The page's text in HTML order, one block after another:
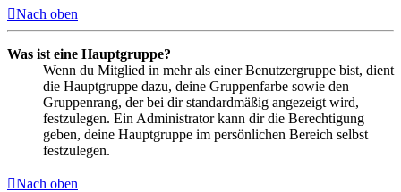
Nach oben
Was ist eine Hauptgruppe?
Wenn du Mitglied in mehr als einer Benutzergruppe bist, dient
die Hauptgruppe dazu, deine Gruppenfarbe sowie den
Gruppenrang, der bei dir standardmäßig angezeigt wird,
festzulegen. Ein Administrator kann dir die Berechtigung
geben, deine Hauptgruppe im persönlichen Bereich selbst
festzulegen.
Nach oben